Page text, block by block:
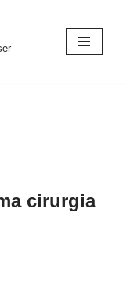
cirurgia